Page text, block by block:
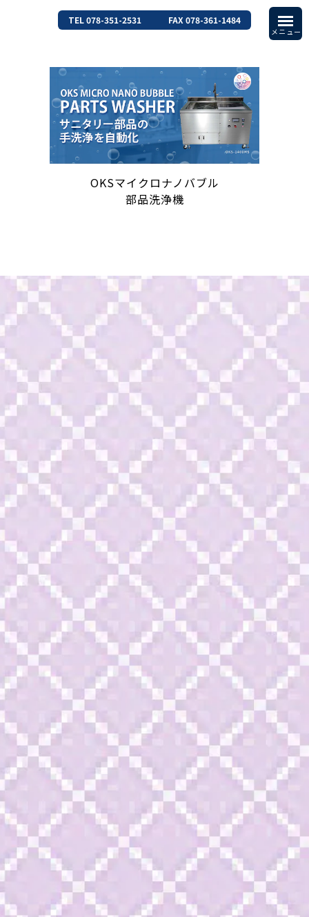
TEL 078-351-2531 FAX 078-361-1484
OKSマイクロナノバブル
部品洗浄機